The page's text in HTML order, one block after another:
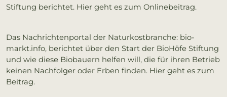
Stiftung berichtet. Hier geht es zum Onlinebeitrag.
Das Nachrichtenportal der Naturkostbranche: bio-
markt.info, berichtet über den Start der BioHöfe Stiftung
und wie diese Biobauern helfen will, die für ihren Betrieb
keinen Nachfolger oder Erben finden. Hier geht es zum
Beitrag.